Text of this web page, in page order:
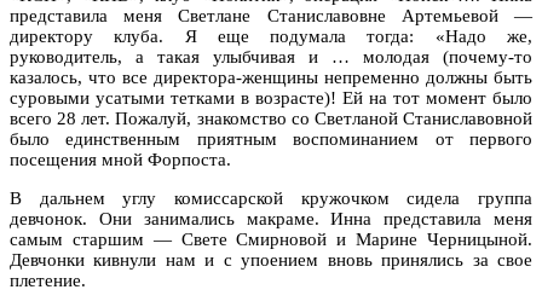
представила меня Светлане Станиславовне Артемьевой —
директору клуба. Я еще подумала тогда: «Надо же,
руководитель, а такая улыбчивая и … молодая (почему-то
казалось, что все директора-женщины непременно должны быть
суровыми усатыми тетками в возрасте)! Ей на тот момент было
всего 28 лет. Пожалуй, знакомство со Светланой Станиславовной
было единственным приятным воспоминанием от первого
посещения мной Форпоста.
В дальнем углу комиссарской кружочком сидела группа
девчонок. Они занимались макраме. Инна представила меня
самым старшим — Свете Смирновой и Марине Черницыной.
Девчонки кивнули нам и с упоением вновь принялись за свое
плетение.